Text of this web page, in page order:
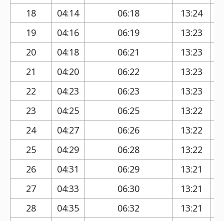
18 04:14 06:18 13:24
19
04:16 06:19 13:23
20
04:18 06:21 13:23
21
04:20 06:22 13:23
22
04:23 06:23 13:23
23
04:25 06:25 13:22
24
04:27 06:26 13:22
25
04:29 06:28 13:22
26
04:31 06:29 13:21
27
04:33 06:30 13:21
28
04:35 06:32 13:21